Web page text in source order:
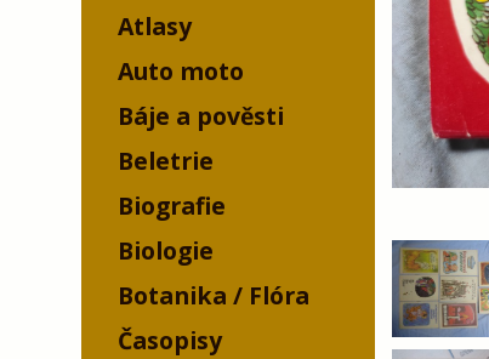
Atlasy
Auto moto
Báje a pověsti
Beletrie
Biografie
Biologie
Botanika / Flóra
Časopisy